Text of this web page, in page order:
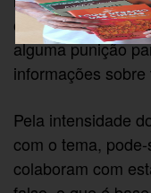
o combate à
alguma punição
informações sobre
Pela intensidade
com o tema,
colaboram com